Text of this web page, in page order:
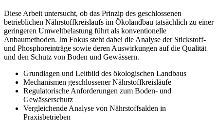
Diese Arbeit untersucht, ob das Prinzip des geschlossenen
betrieblichen Nährstoffkreislaufs im Ökolandbau tatsächlich zu einer
geringeren Umweltbelastung führt als konventionelle
Anbaumethoden. Im Fokus steht dabei die Analyse der Stickstoff-
und Phosphoreinträge sowie deren Auswirkungen auf die Qualität
und den Schutz von Boden und Gewässern.
Grundlagen und Leitbild des ökologischen Landbaus
Mechanismen geschlossener Nährstoffkreisläufe
Regulatorische Anforderungen zum Boden- und
Gewässerschutz
Vergleichende Analyse von Nährstoffsalden in
Praxisbetrieben